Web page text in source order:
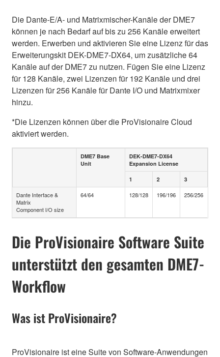
Die Dante-E/A- und Matrixmischer-Kanäle der DME7
können je nach Bedarf auf bis zu 256 Kanäle erweitert
werden. Erwerben und aktivieren Sie eine Lizenz für das
Erweiterungskit DEK-DME7-DX64, um zusätzliche 64
Kanäle auf der DME7 zu nutzen. Fügen Sie eine Lizenz
für 128 Kanäle, zwei Lizenzen für 192 Kanäle und drei
Lizenzen für 256 Kanäle für Dante I/O und Matrixmixer
hinzu.
*Die Lizenzen können über die ProVisionaire Cloud
aktiviert werden.
DME7 Base
Unit
DEK-DME7-DX64
Expansion License
1 2 3
Dante Interface &
Matrix
Component I/O size
64/64 128/128 196/196 256/256
Die ProVisionaire Software Suite
unterstützt den gesamten DME7-
Workflow
Was ist ProVisionaire?
ProVisionaire ist eine Suite von Software-Anwendungen